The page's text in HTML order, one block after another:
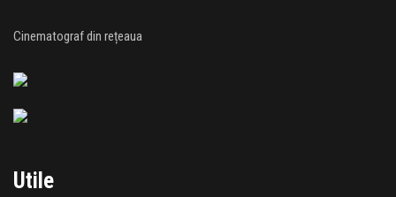
Cinematograf din rețeaua
Utile